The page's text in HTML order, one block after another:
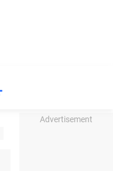
Advertisement